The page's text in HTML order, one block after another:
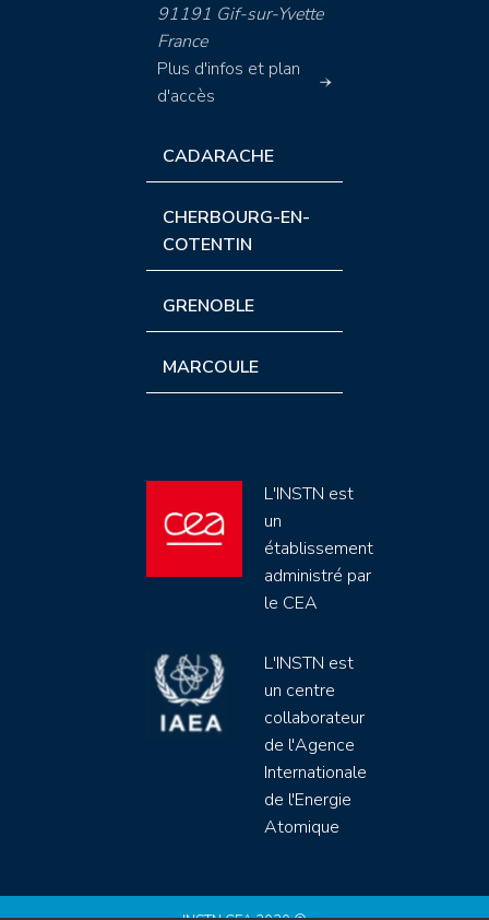
91191 Gif-sur-Yvette
France
Plus d'infos et plan
d'accès
CADARACHE
CHERBOURG-EN-
COTENTIN
GRENOBLE
MARCOULE
L'INSTN est
un
établissement
administré par
le CEA
L'INSTN est
un centre
collaborateur
de l'Agence
Internationale
de l'Energie
Atomique